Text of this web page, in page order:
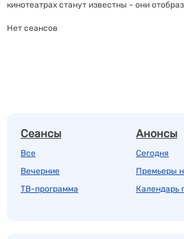
кинотеатрах станут известны - они
Нет сеансов
Сеансы
Все
Вечерние
ТВ-программа
Анонсы
Сегодня
Премьеры
Календарь